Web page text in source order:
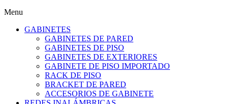
Menu
GABINETES
GABINETES DE PARED
GABINETES DE PISO
GABINETES DE EXTERIORES
GABINETE DE PISO IMPORTADO
RACK DE PISO
BRACKET DE PARED
ACCESORIOS DE GABINETE